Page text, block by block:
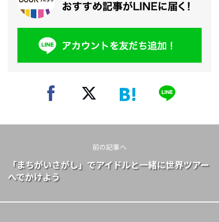
前の記事へ
「まちがいさがし」でアイドルと一緒に世界ツアー
へでかけよう